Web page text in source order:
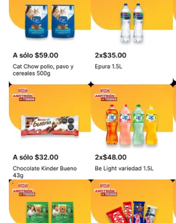
PUBLICIDAD